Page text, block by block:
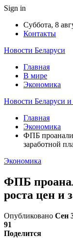
Sign in
Суббота, 8
Контакты
Новости Беларуси
Главная
В мире
Экономика
Новости Беларуси
Главная
Экономика
ФПБ
заработной
Экономика
ФПБ
роста цен и
Опубликовано Сен
91
Поделится